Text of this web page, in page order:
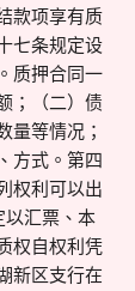
款项享有质
七条规定设
质押合同一
；（二）债
量等情况；
方式。第四
权利可以出
以汇票、本
权自权利凭
新区支行在